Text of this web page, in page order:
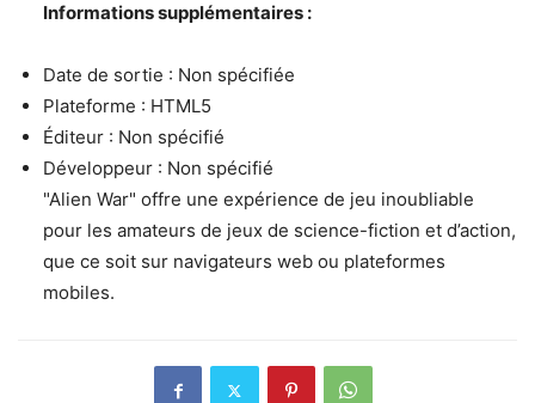
Informations supplémentaires :
Date de sortie : Non spécifiée
Plateforme : HTML5
Éditeur : Non spécifié
Développeur : Non spécifié
"Alien War" offre une expérience de jeu inoubliable
pour les amateurs de jeux de science-fiction et d’action,
que ce soit sur navigateurs web ou plateformes
mobiles.